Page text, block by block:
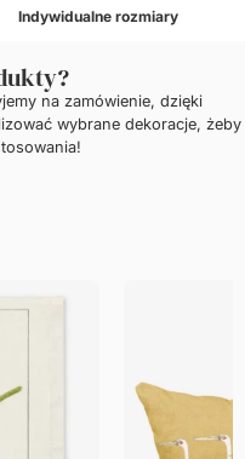
Indywidualne rozmiary
na zamówienie, dzięki
wybrane dekoracje, żeby